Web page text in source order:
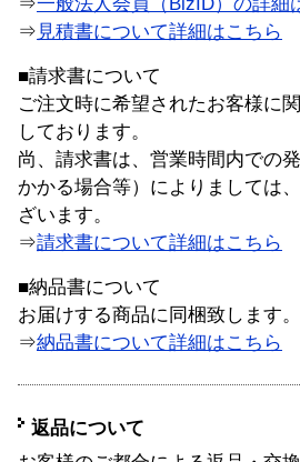
⇒一般法人会員（BizID）の詳細
⇒ 見積書について詳細はこちら
■請求書について
ご注文時に希望されたお客様に
しております。
尚、請求書は、営業時間内での
かかる場合等）によりましては
ざいます。
⇒請求書について詳細はこちら
■納品書について
お届けする商品に同梱致します。
⇒納品書について詳細はこちら
返品について